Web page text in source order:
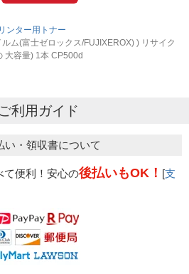
ンター用トナー
ム(富士ゼロックス/FUJIXEROX) ) リサイク
大容量) 1本 CP500d
ご利用ガイド
い・領収書について
て便利！安心の後払いもOK！ [支